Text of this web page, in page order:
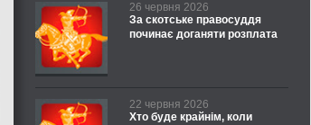
26 червня 2026
За скотське правосуддя
починає доганяти розплата
22 червня 2026
Хто буде крайнім, коли